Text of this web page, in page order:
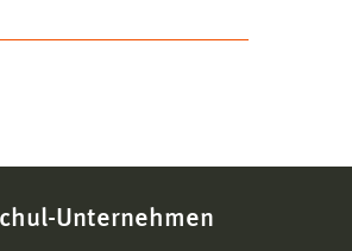
Unternehmen